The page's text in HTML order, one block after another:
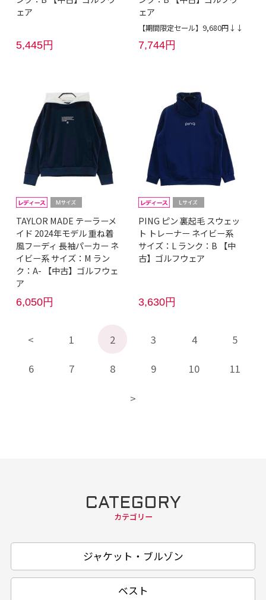
ェア
5,445円
ェア
【期間限定セール】9,680円↓↓
7,744円
TAYLOR MADE テーラーメ
イド 2024年モデル 重ね着
風フーディ 長袖パーカー ネ
イビー系 サイズ：M ラン
ク：A- 【中古】ゴルフウェ
ア
6,050円
PING ピン 裏起毛 スウェッ
ト トレーナー ネイビー系
サイズ：L ランク：B 【中
古】ゴルフウェア
3,630円
1 2 3 4 5
6 7 8 9 10 11
CATEGORY
カテゴリー
ジャケット・ブルゾン
ベスト